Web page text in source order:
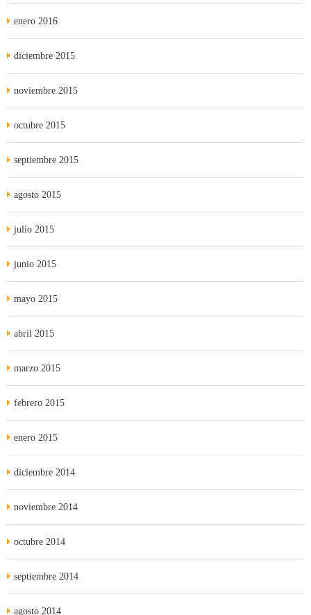
enero 2016
diciembre 2015
noviembre 2015
octubre 2015
septiembre 2015
agosto 2015
julio 2015
junio 2015
mayo 2015
abril 2015
marzo 2015
febrero 2015
enero 2015
diciembre 2014
noviembre 2014
octubre 2014
septiembre 2014
agosto 2014